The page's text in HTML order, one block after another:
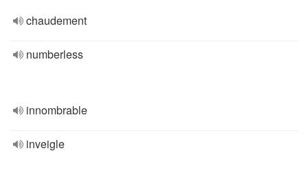
chaudement
numberless
innombrable
inveigle